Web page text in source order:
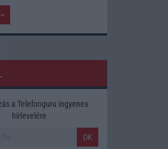
a Telefonguru ingyenes
hírlevelére
OK